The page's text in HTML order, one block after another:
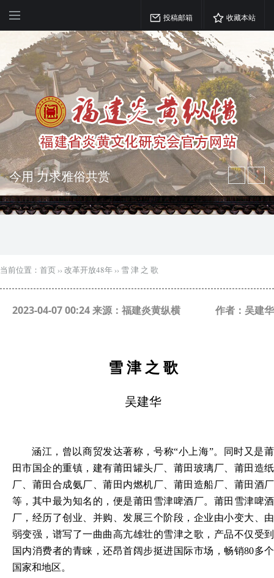
投稿邮箱 收藏本站
弘扬优秀文化 振奋民族精神 介绍民族
瑰宝 宣传中华精英
突出海西特色 报道台港澳侨 坚持古为
当前位置： 首页 ›› 改革开放48年 ›› 雪 津 之 歌
2023-04-07 00:24 来源：福建炎黄纵横 作者：吴建华
雪 津 之 歌
吴建华
涵江，曾以商贸发达著称，号称“小上海”。同时又是莆
田市国企的重镇，建有莆田罐头厂、莆田玻璃厂、莆田造纸
厂、莆田合成氨厂、莆田内燃机厂、莆田造船厂、莆田酒厂
等，其中最为知名的，便是莆田雪津啤酒厂。莆田雪津啤酒
厂，经历了创业、并购、发展三个阶段，企业由小变大、由
弱变强，谱写了一曲曲高亢雄壮的雪津之歌，产品不仅受到
国内消费者的青睐，还昂首阔步挺进国际市场，畅销80多个
国家和地区。